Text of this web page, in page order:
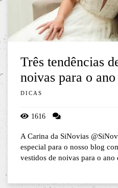
Três tendências
noivas para o
DICAS
1616
A Carina da SiNovias
especial para o nosso blog
vestidos de noivas para o ano